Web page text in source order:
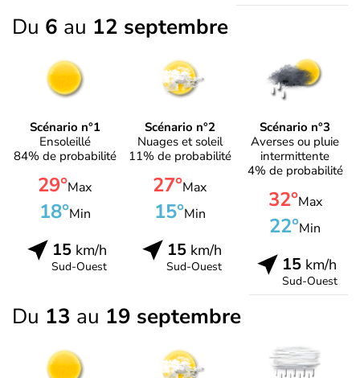
Du 6 au 12 septembre
Scénario n°1
Ensoleillé
84% de probabilité
29°Max
18°Min
15km/h
Sud-Ouest
Scénario n°2
Nuages et soleil
11% de probabilité
27°Max
15°Min
15km/h
Sud-Ouest
Scénario n°3
Averses ou pluie
intermittente
4% de probabilité
32°Max
22°Min
15 km/h
Sud-Ouest
Du 13 au 19 septembre